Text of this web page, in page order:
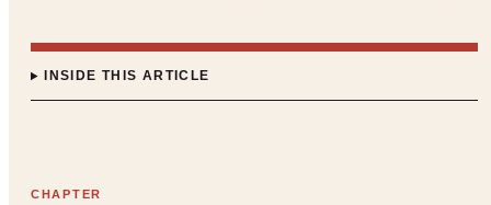
INSIDE THIS ARTICLE